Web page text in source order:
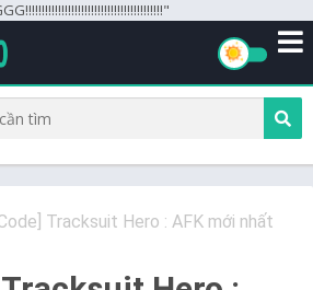
Tracksuit Hero : AFK mới nhất